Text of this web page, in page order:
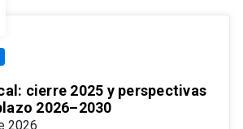
cierre 2025 y perspectivas
2026–2030
2026